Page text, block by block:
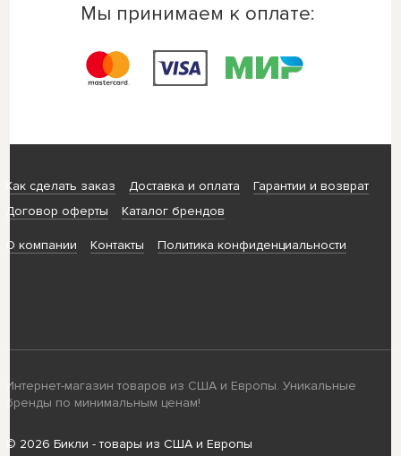
Мы принимаем к оплате:
Как сделать заказ Доставка и оплата
Гарантии и возврат
Договор оферты
Каталог брендов
О компании Контакты Политика конфиденциальности
Интернет-магазин товаров из США и Европы. Уникальные
бренды по минимальным ценам!
© 2026 Бикли - товары из США и Европы